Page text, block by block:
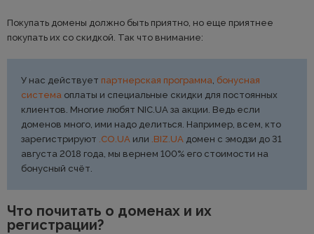
Покупать домены должно быть приятно, но еще приятнее
покупать их со скидкой. Так что внимание:
У нас действует партнерская программа бонусная
система оплаты и специальные скидки для постоянных
клиентов. Многие любят NIC.UA за акции. Ведь если
доменов много, ими надо делиться. Например, всем, кто
зарегистрируют .CO.UA или .BIZ.UA домен с эмодзи до 31
августа 2018 года, мы вернем 100% его стоимости на
бонусный счёт.
Что почитать о доменах и их
регистрации?